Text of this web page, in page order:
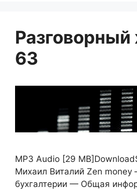
63
MP3 Audio [29
Михаил Виталий Zen money
бухгалтерии — Общая